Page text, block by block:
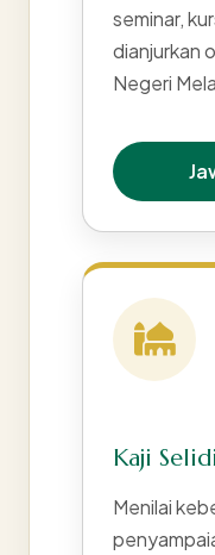
seminar,
dianjurkan
Negeri
Kaji
Menilai